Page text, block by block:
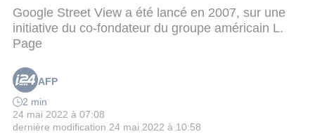
Google Street View a été lancé en 2007, sur une
initiative du co-fondateur du groupe américain L.
Page
AFP
2 min
24 mai 2022 à 07:08
dernière modification 24 mai 2022 à 10:58